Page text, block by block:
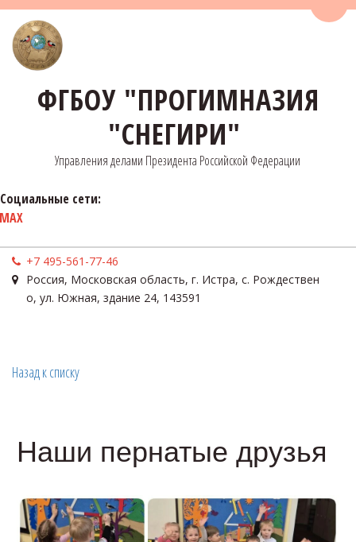
ФГБОУ "ПРОГИМНАЗИЯ
"СНЕГИРИ"
Управления делами Президента Российской Федерации
Социальные сети:
MAX
+7 495-561-77-46
Россия, Московская область, г. Истра, с. Рождествен
о, ул. Южная, здание 24, 143591
Назад к списку
Наши пернатые друзья